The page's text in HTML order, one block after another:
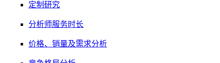
定制研究
分析师服务时长
价格、销量及需求分析